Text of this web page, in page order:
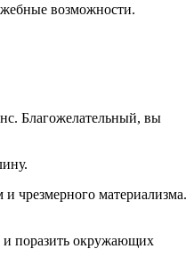
возможности.
Благожелательный, вы
чрезмерного материализма.
и поразить окружающих